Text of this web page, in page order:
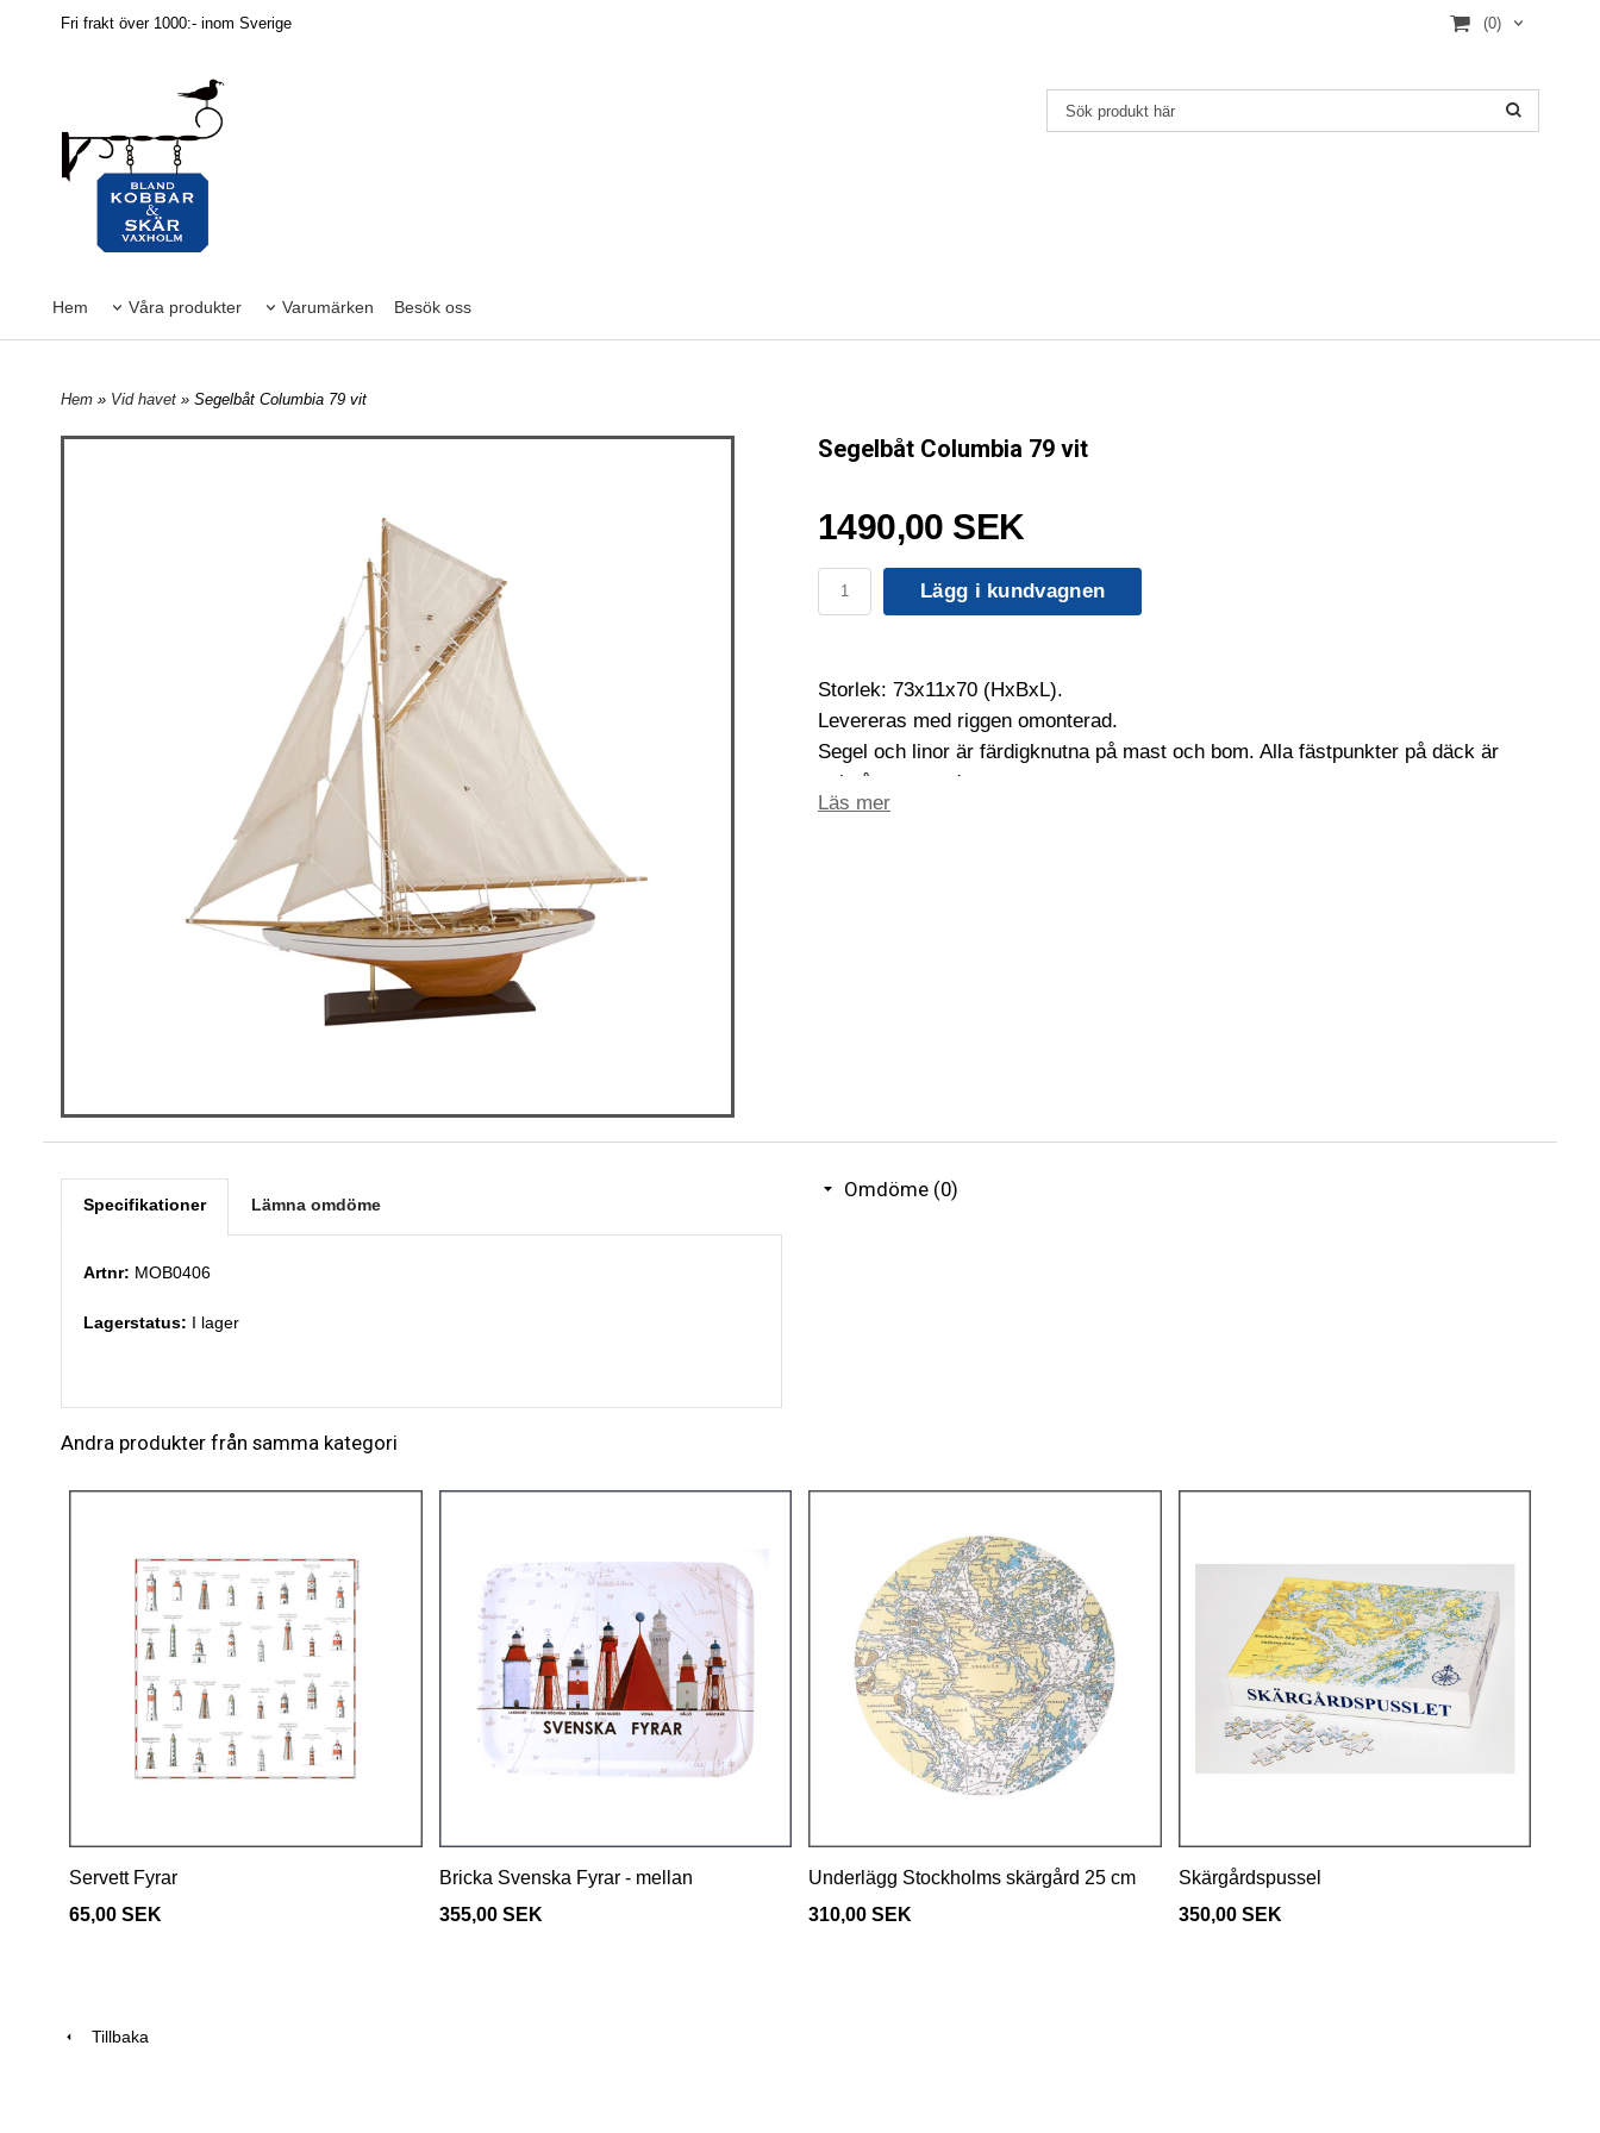
Fri frakt över 1000:- inom Sverige (0)
Hem Våra produkter Varumärken Besök oss
Hem » Vid havet » Segelbåt Columbia 79 vit
Segelbåt Columbia 79 vit
1490,00 SEK
Lägg i kundvagnen
Storlek: 73x11x70 (HxBxL).
Levereras med riggen omonterad.
Segel och linor är färdigknutna på mast och bom. Alla fästpunkter på däck är
också monterade.
Återstår att sätta i masten i ett förborrat hål och fästa segel och linor.
Läs mer
Specifikationer Lämna omdöme
Artnr: MOB0406
Lagerstatus: I lager
Omdöme (0)
Andra produkter från samma kategori
Servett Fyrar
65,00 SEK
Bricka Svenska Fyrar - mellan
355,00 SEK
Underlägg Stockholms skärgård 25 cm
310,00 SEK
Skärgårdspussel
350,00 SEK
Tillbaka